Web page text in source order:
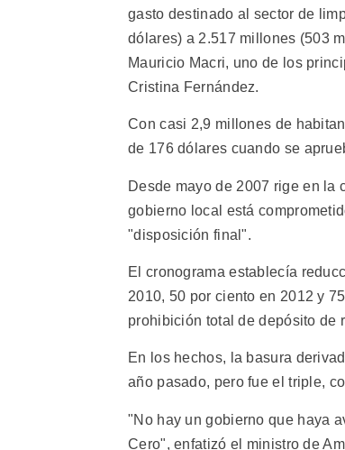
gasto destinado al sector de
dólares) a 2.517 millones (503
Mauricio Macri, uno de los
Cristina Fernández.
Con casi 2,9 millones de
de 176 dólares cuando se
Desde mayo de 2007 rige en la
gobierno local está
"disposición final".
El cronograma establecía
2010, 50 por ciento en 2012 y
prohibición total de depósito de
En los hechos, la basura
año pasado, pero fue el triple,
"No hay un gobierno que haya
Cero", enfatizó el ministro de